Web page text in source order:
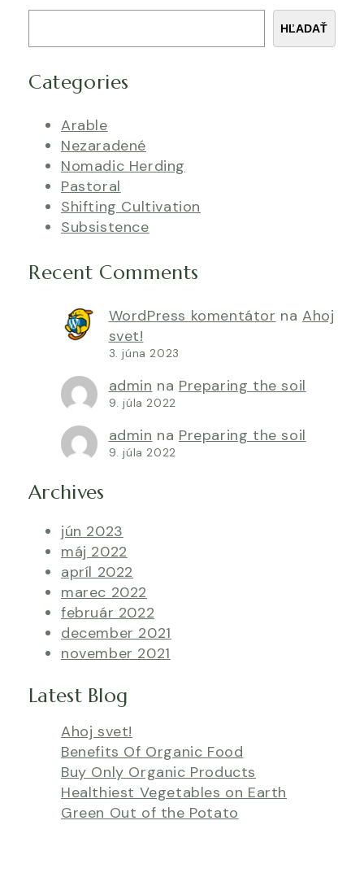
HĽADAŤ
Categories
Arable
Nezaradené
Nomadic Herding
Pastoral
Shifting Cultivation
Subsistence
Recent Comments
WordPress komentátor na Ahoj
svet!
3. júna 2023
admin na Preparing the soil
9. júla 2022
admin na Preparing the soil
9. júla 2022
Archives
jún 2023
máj 2022
apríl 2022
marec 2022
február 2022
december 2021
november 2021
Latest Blog
Ahoj svet!
Benefits Of Organic Food
Buy Only Organic Products
Healthiest Vegetables on Earth
Green Out of the Potato